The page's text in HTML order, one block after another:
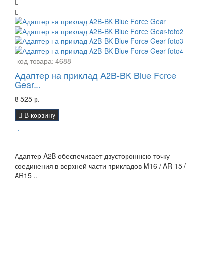
код товара: 4688
Адаптер на приклад A2B-BK Blue Force
Gear...
8 525 р.
В корзину
Адаптер A2B обеспечивает двустороннюю точку
соединения в верхней части прикладов M16 / AR 15 /
AR15 ..